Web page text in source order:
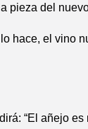
pieza del
hace, el vino
“El añejo es